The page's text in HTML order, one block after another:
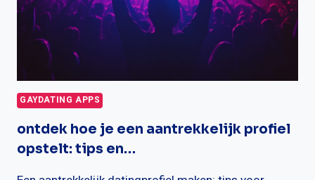
GAYDATING APPS
ontdek hoe je een aantrekkelijk profiel
opstelt: tips en…